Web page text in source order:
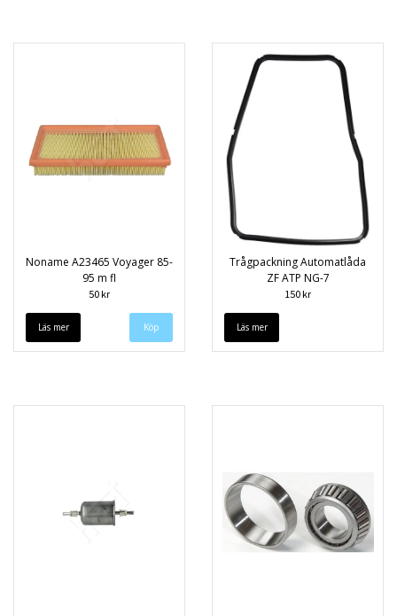
Noname A23465 Voyager 85-
95 m fl
50 kr
Läs mer
Trågpackning Automatlåda
ZF ATP NG-7
150 kr
Läs mer